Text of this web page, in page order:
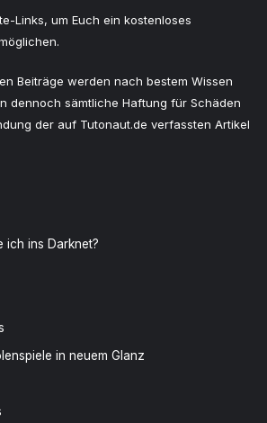
Links, um Euch ein kostenloses
Beiträge werden nach bestem Wissen
dennoch sämtliche Haftung für Schäden
der auf Tutonaut.de verfassten Artikel
ich ins Darknet?
in neuem Glanz